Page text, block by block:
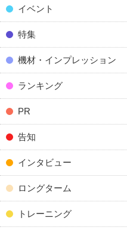
イベント
特集
機材・インプレッション
ランキング
PR
告知
インタビュー
ロングターム
トレーニング